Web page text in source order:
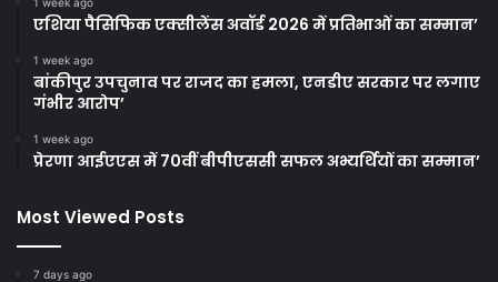
एशिया पैसिफिक एक्सीलेंस अवॉर्ड 2026 में प्रतिभाओं का सम्मान’
1 week ago
बांकीपुर उपचुनाव पर राजद का हमला, एनडीए सरकार पर लगाए
गंभीर आरोप’
1 week ago
प्रेरणा आईएएस में 70वीं बीपीएससी सफल अभ्यर्थियों का सम्मान’
Most Viewed Posts
7 days ago